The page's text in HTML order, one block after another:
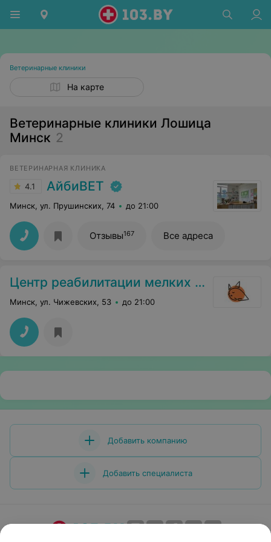
Ветеринарные клиники
На карте
Ветеринарные клиники Лошица
Минск 2
ВЕТЕРИНАРНАЯ КЛИНИКА
4.1 АйбиВЕТ
Минск, ул. Прушинских, 74 до 21:00
Отзывы167 Все адреса
Центр реабилитации мелких домашних животных
Минск, ул. Чижевских, 53 до 21:00
Добавить компанию
Добавить специалиста